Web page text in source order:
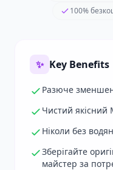
100%
✨ Key Benefits
Разюче
Чистий якісний
Ніколи без
Зберігайте
майстер за